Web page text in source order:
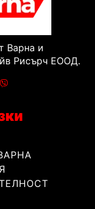
Варна и
Рисърч ЕООД.